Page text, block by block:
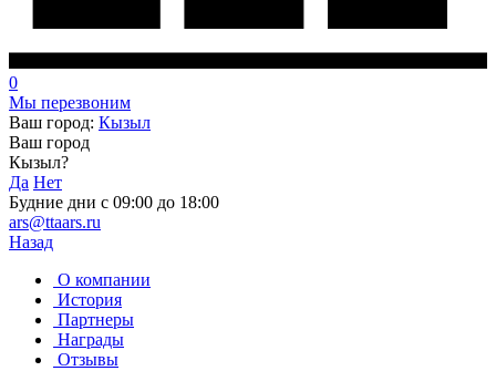
0
Мы перезвоним
Ваш город: Кызыл
Ваш город
Кызыл?
Да Нет
Будние дни с 09:00 до 18:00
ars@ttaars.ru
Назад
О компании
История
Партнеры
Награды
Отзывы